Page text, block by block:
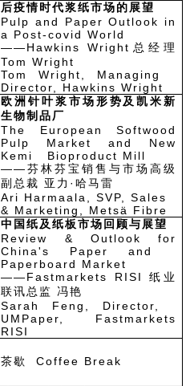
后疫情时代浆纸市场的展望
Pulp and Paper Outlook in
a Post-covid World
——Hawkins Wright总经理
Tom Wright
Tom Wright, Managing
Director, Hawkins Wright
欧洲针叶浆市场形势及凯米新
生物制品厂
The European Softwood
Pulp Market and New
Kemi Bioproduct Mill
——芬林芬宝销售与市场高级
副总裁 亚力·哈马雷
Ari Harmaala, SVP, Sales
& Marketing, Metsä Fibre
中国纸及纸板市场回顾与展望
Review & Outlook for
China's Paper and
Paperboard Market
——Fastmarkets RISI 纸业
联讯总监 冯艳
Sarah Feng, Director,
UMPaper, Fastmarkets
RISI
茶歇 Coffee Break